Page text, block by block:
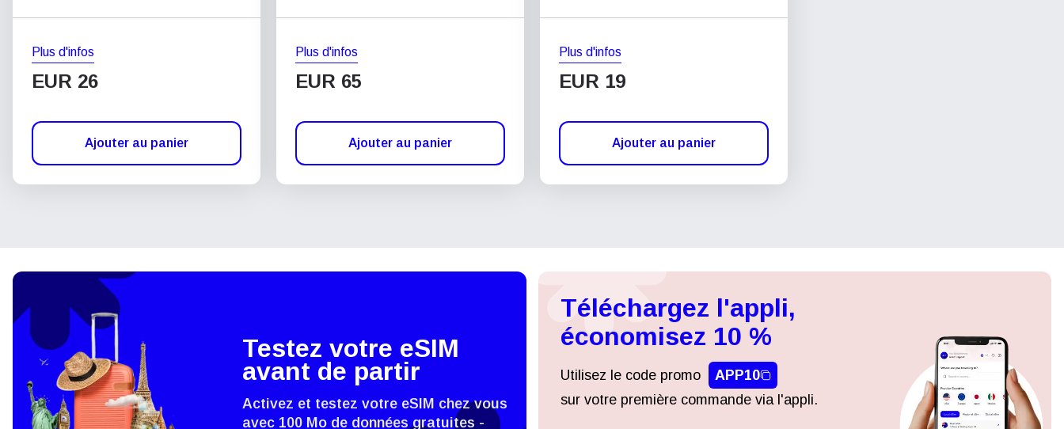
Plus d'infos
EUR 26
Ajouter au panier
Plus d'infos
EUR 65
Ajouter au panier
Plus d'infos
EUR 19
Ajouter au panier
Testez votre eSIM
avant de partir
Activez et testez votre eSIM chez vous
avec 100 Mo de données gratuites -
Téléchargez l'appli,
économisez 10 %
Utilisez le code promo
APP10
sur votre première commande via l'appli.